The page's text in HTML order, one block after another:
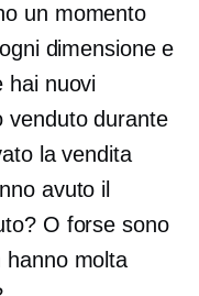
un momento
dimensione e
hai nuovi
venduto durante
la vendita
avuto il
O forse sono
hanno molta